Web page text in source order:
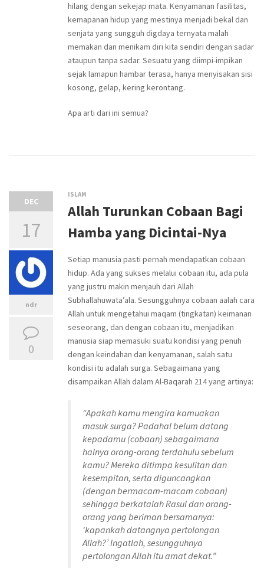
hilang dengan sekejap mata. Kenyamanan fasilitas,
kemapanan hidup yang mestinya menjadi bekal dan
senjata yang sungguh digdaya ternyata malah
memakan dan menikam diri kita sendiri dengan sadar
ataupun tanpa sadar. Sesuatu yang diimpi-impikan
sejak lamapun hambar terasa, hanya menyisakan sisi
kosong, gelap, kering kerontang.
Apa arti dari ini semua?
DEC
17
ndr
0
ISLAM
Allah Turunkan Cobaan Bagi
Hamba yang Dicintai-Nya
Setiap manusia pasti pernah mendapatkan cobaan
hidup. Ada yang sukses melalui cobaan itu, ada pula
yang justru makin menjauh dari Allah
Subhallahuwata’ala. Sesungguhnya cobaan aalah cara
Allah untuk mengetahui maqam (tingkatan) keimanan
seseorang, dan dengan cobaan itu, menjadikan
manusia siap memasuki suatu kondisi yang penuh
dengan keindahan dan kenyamanan, salah satu
kondisi itu adalah surga. Sebagaimana yang
disampaikan Allah dalam Al-Baqarah 214 yang artinya:
“Apakah kamu mengira kamuakan
masuk surga? Padahal belum datang
kepadamu (cobaan) sebagaimana
halnya orang-orang terdahulu sebelum
kamu? Mereka ditimpa kesulitan dan
kesempitan, serta diguncangkan
(dengan bermacam-macam cobaan)
sehingga berkatalah Rasul dan orang-
orang yang beriman bersamanya:
‘kapankah datangnya pertolongan
Allah?’ Ingatlah, sesungguhnya
pertolongan Allah itu amat dekat.”